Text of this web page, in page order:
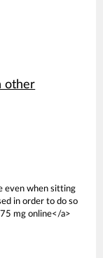
other
even when sitting
in order to do so
mg online</a>